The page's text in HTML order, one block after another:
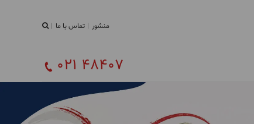
منشور تماس با ما
021 48407